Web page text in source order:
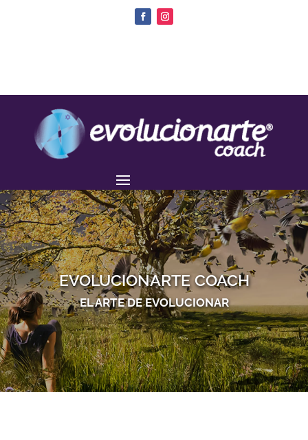
EVOLUCIONARTE COACH
EL ARTE DE EVOLUCIONAR